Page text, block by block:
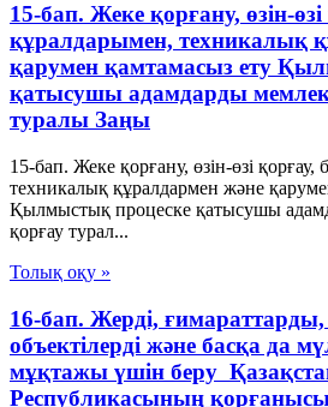
15-бап. Жеке қорғану, өзін-
құралдарымен, техникалық
қарумен қамтамасыз ету
қатысушы адамдарды
туралы Заңы
15-бап. Жеке қорғану, өзін-өзі
техникалық құралдармен және
Қылмыстық процеске қатысушы
қорғау турал...
Толық оқу »
16-бап. Жердi,
объектiлердi және басқа да
мұқтажы үшiн беру
Республикасының